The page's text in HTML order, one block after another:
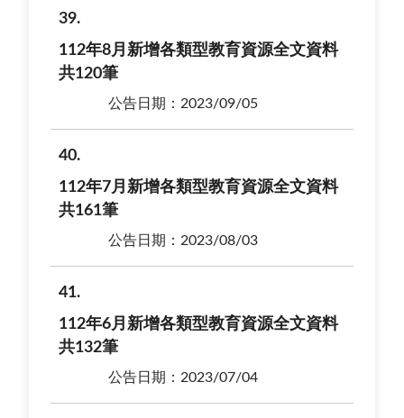
39
112年8月新增各類型教育資源全文資料
共120筆
公告日期：2023/09/05
40
112年7月新增各類型教育資源全文資料
共161筆
公告日期：2023/08/03
41
112年6月新增各類型教育資源全文資料
共132筆
公告日期：2023/07/04